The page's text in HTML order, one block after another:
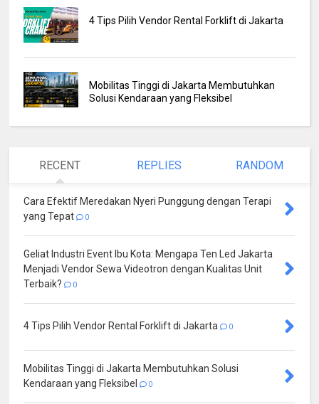
4 Tips Pilih Vendor Rental Forklift di Jakarta
Mobilitas Tinggi di Jakarta Membutuhkan
Solusi Kendaraan yang Fleksibel
RECENT REPLIES RANDOM
Cara Efektif Meredakan Nyeri Punggung dengan Terapi
yang Tepat
0
Geliat Industri Event Ibu Kota: Mengapa Ten Led Jakarta
Menjadi Vendor Sewa Videotron dengan Kualitas Unit
Terbaik?
0
4 Tips Pilih Vendor Rental Forklift di Jakarta 0
Mobilitas Tinggi di Jakarta Membutuhkan Solusi
Kendaraan yang Fleksibel
0